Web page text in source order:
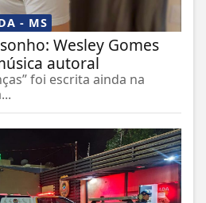
- MS
Wesley Gomes
autoral
foi escrita ainda na